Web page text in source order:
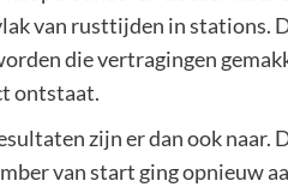
van rusttijden in stations.
die vertragingen
ontstaat.
zijn er dan ook naar.
van start ging opnieuw